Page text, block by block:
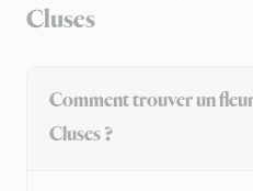
Cluses
Comment trouver un
Cluses ?